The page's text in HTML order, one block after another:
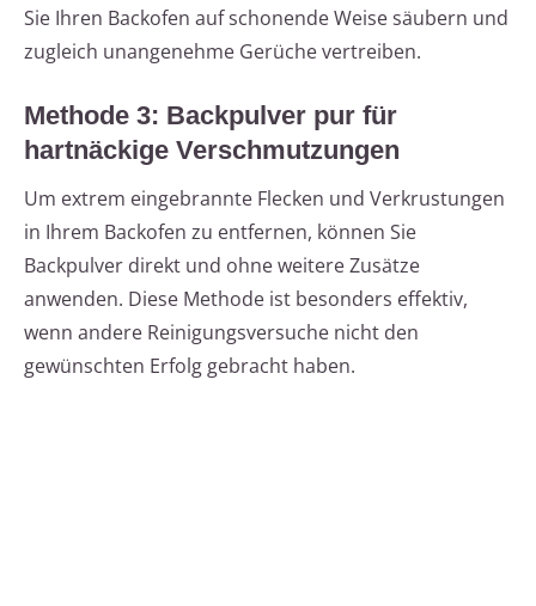
Sie Ihren Backofen auf schonende Weise säubern und
zugleich unangenehme Gerüche vertreiben.
Methode 3: Backpulver pur für
hartnäckige Verschmutzungen
Um extrem eingebrannte Flecken und Verkrustungen
in Ihrem Backofen zu entfernen, können Sie
Backpulver direkt und ohne weitere Zusätze
anwenden. Diese Methode ist besonders effektiv,
wenn andere Reinigungsversuche nicht den
gewünschten Erfolg gebracht haben.